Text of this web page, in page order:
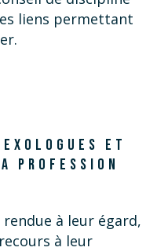
liens permettant
ET
PROFESSION
à leur égard,
à leur